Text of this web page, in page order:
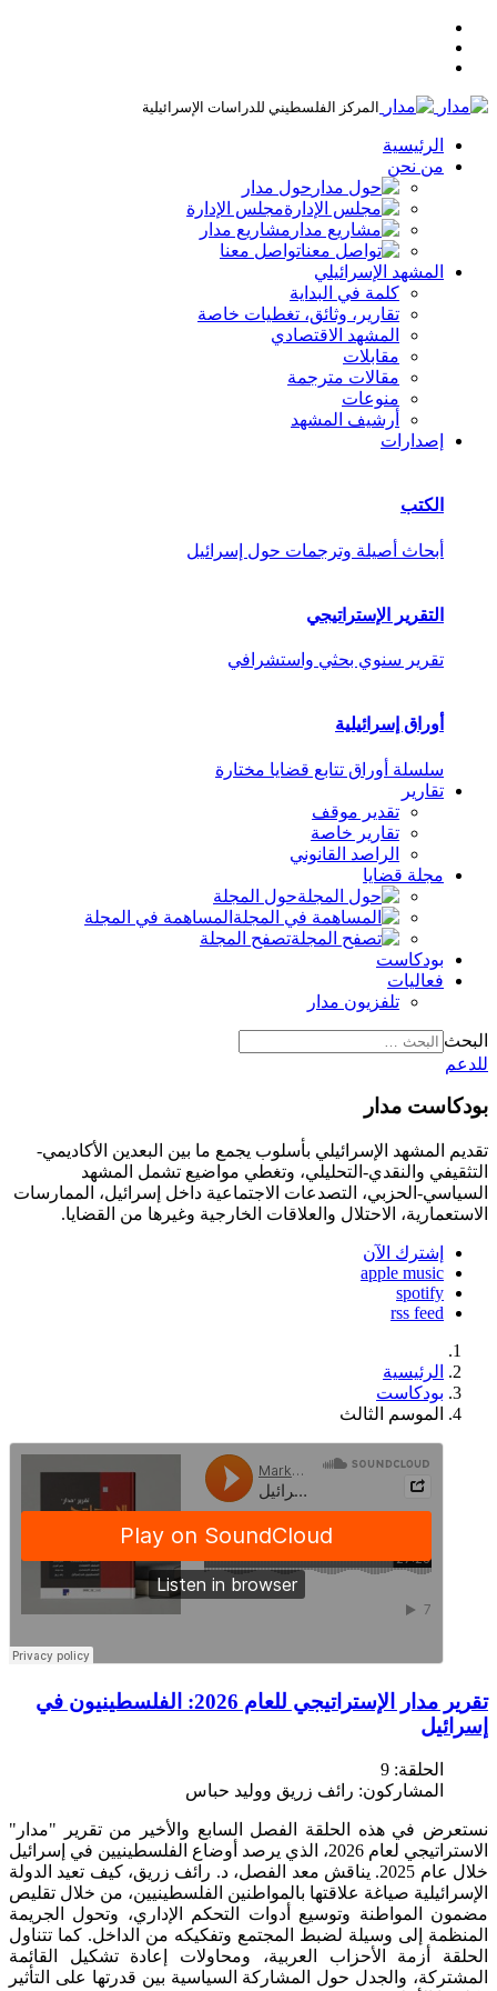
المركز الفلسطيني للدراسات الإسرائيلية
الرئيسية
من نحن
حول مدار
مجلس الإدارة
مشاريع مدار
تواصل معنا
المشهد الإسرائيلي
كلمة في البداية
تقارير، وثائق، تغطيات خاصة
المشهد الاقتصادي
مقابلات
مقالات مترجمة
منوعات
أرشيف المشهد
إصدارات
الكتب
أبحاث أصيلة وترجمات حول إسرائيل
التقرير الإستراتيجي
تقرير سنوي بحثي واستشرافي
أوراق إسرائيلية
سلسلة أوراق تتابع قضايا مختارة
تقارير
تقدير موقف
تقارير خاصة
الراصد القانوني
مجلة قضايا
حول المجلة
المساهمة في المجلة
تصفح المجلة
بودكاست
فعاليات
تلفزيون مدار
البحث
للدعم
بودكاست مدار
تقديم المشهد الإسرائيلي بأسلوب يجمع ما بين البعدين الأكاديمي-
التثقيفي والنقدي-التحليلي، وتغطي مواضيع تشمل المشهد
السياسي-الحزبي، التصدعات الاجتماعية داخل إسرائيل، الممارسات
الاستعمارية، الاحتلال والعلاقات الخارجية وغيرها من القضايا.
إشترك الآن
apple music
spotify
rss feed
الرئيسية
بودكاست
الموسم الثالث
تقرير مدار الإستراتيجي للعام 2026: الفلسطينيون في
إسرائيل
الحلقة: 9
المشاركون: رائف زريق ووليد حباس
نستعرض في هذه الحلقة الفصل السابع والأخير من تقرير "مدار"
الاستراتيجي لعام 2026، الذي يرصد أوضاع الفلسطينيين في إسرائيل
خلال عام 2025. يناقش معد الفصل، د. رائف زريق، كيف تعيد الدولة
الإسرائيلية صياغة علاقتها بالمواطنين الفلسطينيين، من خلال تقليص
مضمون المواطنة وتوسيع أدوات التحكم الإداري، وتحول الجريمة
المنظمة إلى وسيلة لضبط المجتمع وتفكيكه من الداخل. كما تتناول
الحلقة أزمة الأحزاب العربية، ومحاولات إعادة تشكيل القائمة
المشتركة، والجدل حول المشاركة السياسية بين قدرتها على التأثير